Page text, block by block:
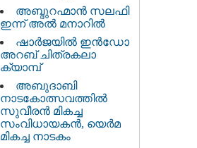
അബ്ദുറഹ്മാന്‍ സലഫി
ഇന്ന് അല്‍ മനാറില്‍
ഷാര്‍ജയില്‍ ഇന്‍ഡോ
അറബ് ചിത്രകലാ
ക്യാമ്പ്
അബുദാബി
നാടകോത്സവത്തില്‍
സുവീരന്‍ മികച്ച
സംവിധായകന്‍, യെര്‍മ
മികച്ച നാടകം